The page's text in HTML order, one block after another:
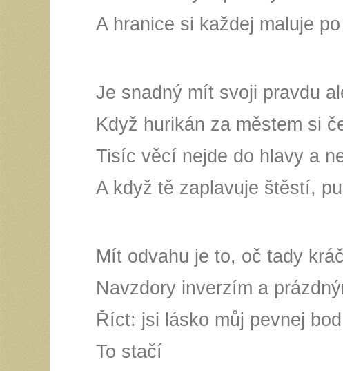
A hranice si každej maluje
Je snadný mít svoji pravdu
Když hurikán za městem si
Tisíc věcí nejde do hlavy a
A když tě zaplavuje štěstí,
Mít odvahu je to, oč tady
Navzdory inverzím a
Říct: jsi lásko můj pevnej bod
To stačí